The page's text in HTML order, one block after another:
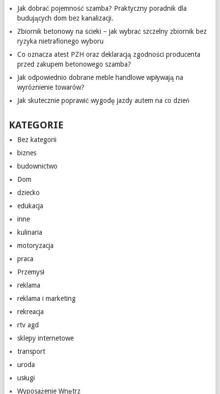
Jak dobrać pojemność szamba? Praktyczny poradnik dla
budujących dom bez kanalizacji.
Zbiornik betonowy na ścieki – jak wybrać szczelny zbiornik bez
ryzyka nietrafionego wyboru
Co oznacza atest PZH oraz deklaracją zgodności producenta
przed zakupem betonowego szamba?
Jak odpowiednio dobrane meble handlowe wpływają na
wyróżnienie towarów?
Jak skutecznie poprawić wygodę jazdy autem na co dzień
KATEGORIE
Bez kategorii
biznes
budownictwo
Dom
dziecko
edukacja
inne
kulinaria
motoryzacja
praca
Przemysł
reklama
reklama i marketing
rekreacja
rtv agd
sklepy internetowe
transport
uroda
usługi
Wyposażenie Wnętrz